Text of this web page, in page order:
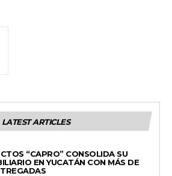
LATEST ARTICLES
“CAPRO” CONSOLIDA SU
EN YUCATÁN CON MÁS DE